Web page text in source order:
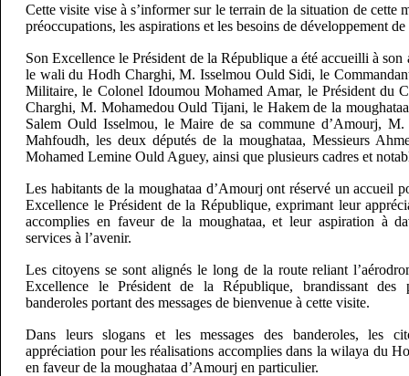
Cette visite vise à s’informer sur le terrain de la situation de cette
préoccupations, les aspirations et les besoins de développement de
Son Excellence le Président de la République a été accueilli à
le wali du Hodh Charghi, M. Isselmou Ould Sidi, le
Militaire, le Colonel Idoumou Mohamed Amar, le Président du
Charghi, M. Mohamedou Ould Tijani, le Hakem de la
Salem Ould Isselmou, le Maire de sa commune d’Amourj,
Mahfoudh, les deux députés de la moughataa, Messieurs
Mohamed Lemine Ould Aguey, ainsi que plusieurs cadres et
Les habitants de la moughataa d’Amourj ont réservé un accueil
Excellence le Président de la République, exprimant leur
accomplies en faveur de la moughataa, et leur aspiration à
services à l’avenir.
Les citoyens se sont alignés le long de la route reliant
Excellence le Président de la République, brandissant des
banderoles portant des messages de bienvenue à cette visite.
Dans leurs slogans et les messages des banderoles, les
appréciation pour les réalisations accomplies dans la wilaya du
en faveur de la moughataa d’Amourj en particulier.